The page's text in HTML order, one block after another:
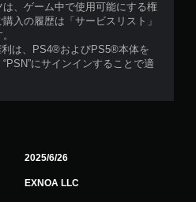
、ゲーム中で使用可能にする権
入の履歴は「サービスリスト」
は、PS4®およびPS5®本体を
にサインインすることで適
2025/6/26
EXNOA LLC